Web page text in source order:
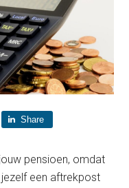
Share
pensioen, omdat
een aftrekpost